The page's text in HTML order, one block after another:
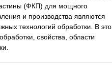
(ФКП) для мощного
и производства являются
технологий обработки. В
свойства, области